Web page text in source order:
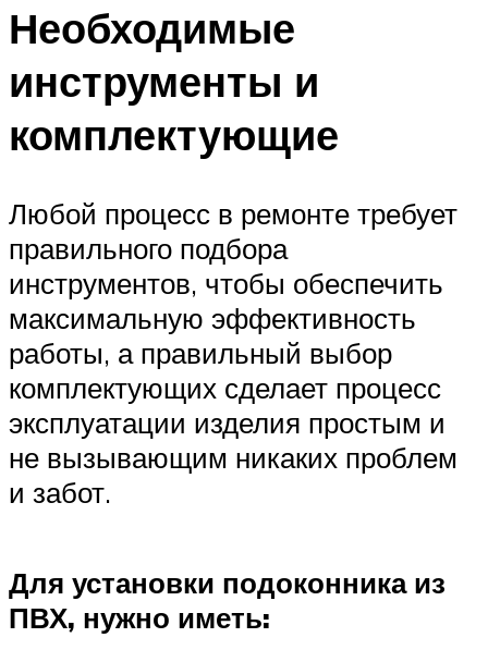
Необходимые
инструменты и
комплектующие
Любой процесс в ремонте требует
правильного подбора
инструментов, чтобы обеспечить
максимальную эффективность
работы, а правильный выбор
комплектующих сделает процесс
эксплуатации изделия простым и
не вызывающим никаких проблем
и забот.
Для установки подоконника из
ПВХ, нужно иметь: